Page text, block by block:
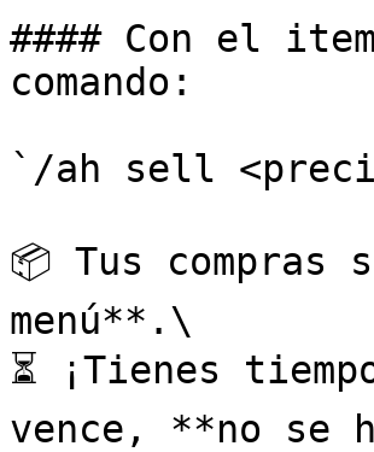
#### Con el
comando:
`/ah sell
📦 Tus compras
menú**.\
⏳ ¡Tienes
vence, **no se